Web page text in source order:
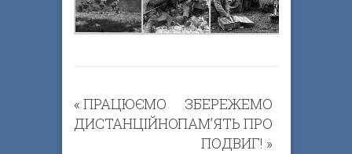
« ПРАЦЮЄМО
ДИСТАНЦІЙНО!
ЗБЕРЕЖЕМО
ПАМ’ЯТЬ ПРО
ПОДВИГ! »